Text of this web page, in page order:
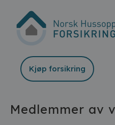
Kjøp forsikring
Medlemmer av